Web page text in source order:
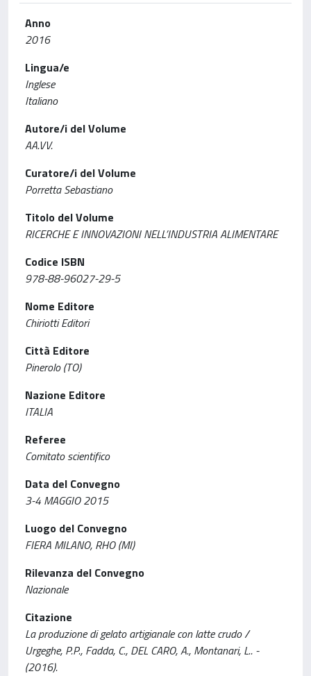
Anno
2016
Lingua/e
Inglese
Italiano
Autore/i del Volume
AA.VV.
Curatore/i del Volume
Porretta Sebastiano
Titolo del Volume
RICERCHE E INNOVAZIONI NELL’INDUSTRIA ALIMENTARE
Codice ISBN
978-88-96027-29-5
Nome Editore
Chiriotti Editori
Città Editore
Pinerolo (TO)
Nazione Editore
ITALIA
Referee
Comitato scientifico
Data del Convegno
3-4 MAGGIO 2015
Luogo del Convegno
FIERA MILANO, RHO (MI)
Rilevanza del Convegno
Nazionale
Citazione
La produzione di gelato artigianale con latte crudo /
Urgeghe, P.P., Fadda, C., DEL CARO, A., Montanari, L.. -
(2016).